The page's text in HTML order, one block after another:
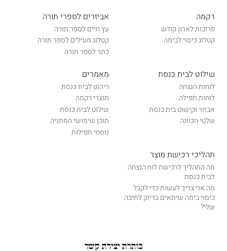
רקמה
פרוכות לארון קודש
קטלוג כיסוי לבימה
אביזרים לספרי תורה
עץ חיים לספר תורה
קטלוג מעילים לספר תורה
כתר לספר תורה
שילוט לבית כנסת
לוחות הנצחה
לוחות תפילה
אבזור וקישוט בית כנסת
שלטי הכוונה
מאמרים
ריהוט לבית כנסת
מוצרי רקמה
שילוט לבית כנסת
תוכן שימושי המתניה
נוסחי תפילות
תהליכי רכישת מוצר
מה התהליך לרכישת לוח הנצחה
לבית כנסת
מה אני צריך לעשות כדי לקבל
כיסוי בימה שיתאים בדיוק לתיבה
שלי?
כותרת יצירת קשר